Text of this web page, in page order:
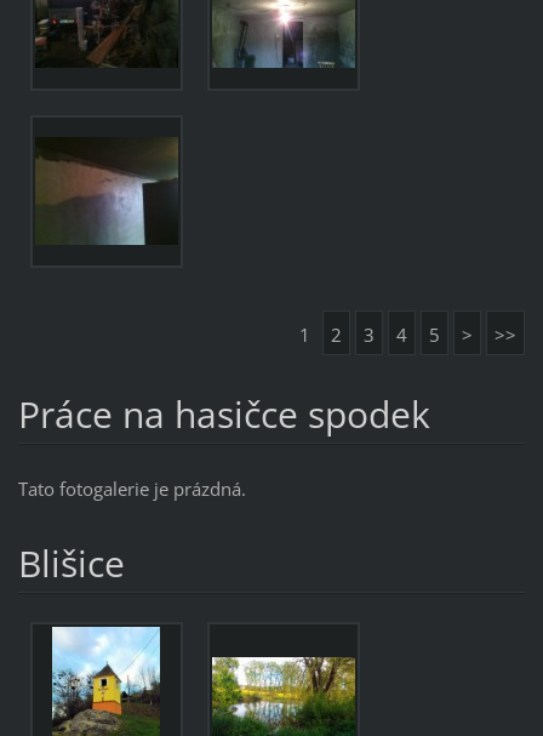
1 2 3 4 5 > >>
Práce na hasičce spodek
Tato fotogalerie je prázdná.
Blišice